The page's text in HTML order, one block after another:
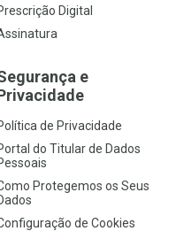
Digital
e
de Privacidade
do Titular de Dados
Protegemos os Seus
de Cookies